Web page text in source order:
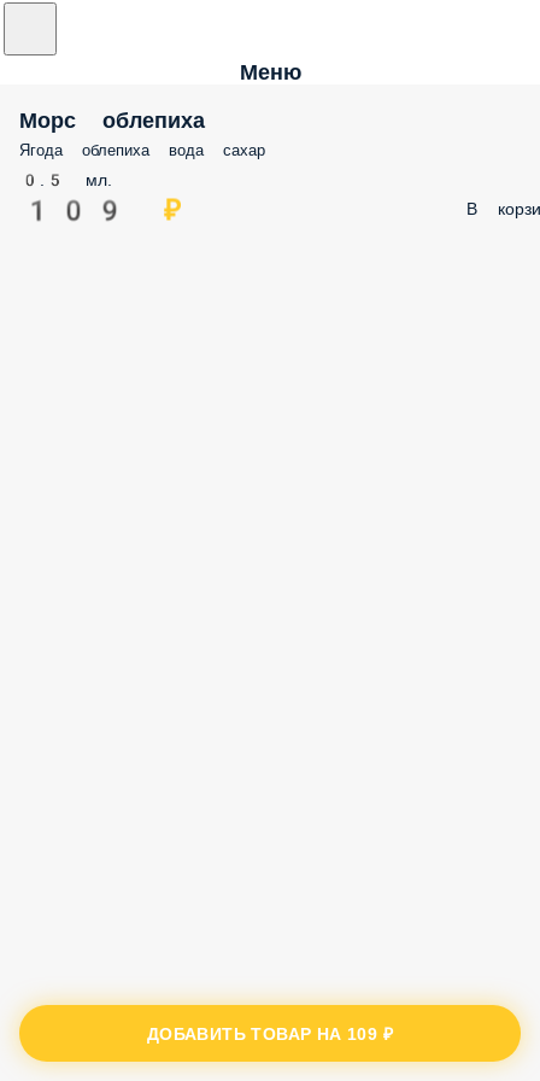
Меню
Морс облепиха
Ягода облепиха вода сахар
0.5 мл.
109 ₽ В
ДОБАВИТЬ ТОВАР НА 109 ₽